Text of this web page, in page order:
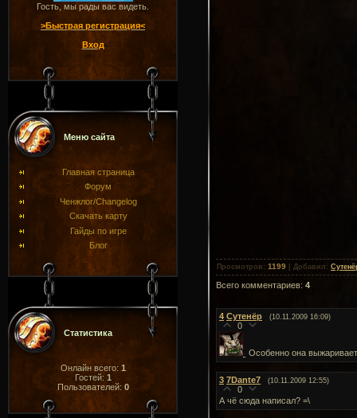
Гость, мы рады вас видеть.
>Быстрая регистрация<
Вход
Меню сайта
Главная страница
Форум
Ченжлог/Changelog
Скачать карту
Гайды по игре
Блог
Статистика
Онлайн всего: 1
Гостей: 1
Пользователей: 0
Просмотров : 1199 Добавил :
Всего комментариев: 4
4 Сутенёр (10.11.2009 16:09)
0
Особенно она
3 7Dante7 (10.11.2009 12:55)
0
А чё сюда написал? =\